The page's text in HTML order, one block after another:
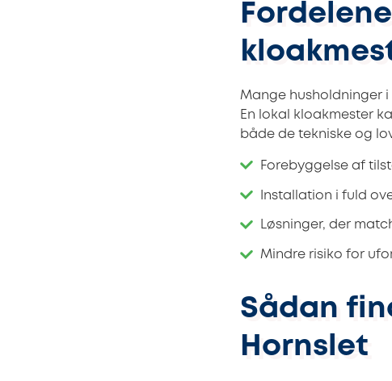
Mange husholdninger
En lokal kloakmester
både de tekniske og
Forebyggelse af
Installation i fuld
Løsninger, der
Mindre risiko for
Sådan
Hornslet